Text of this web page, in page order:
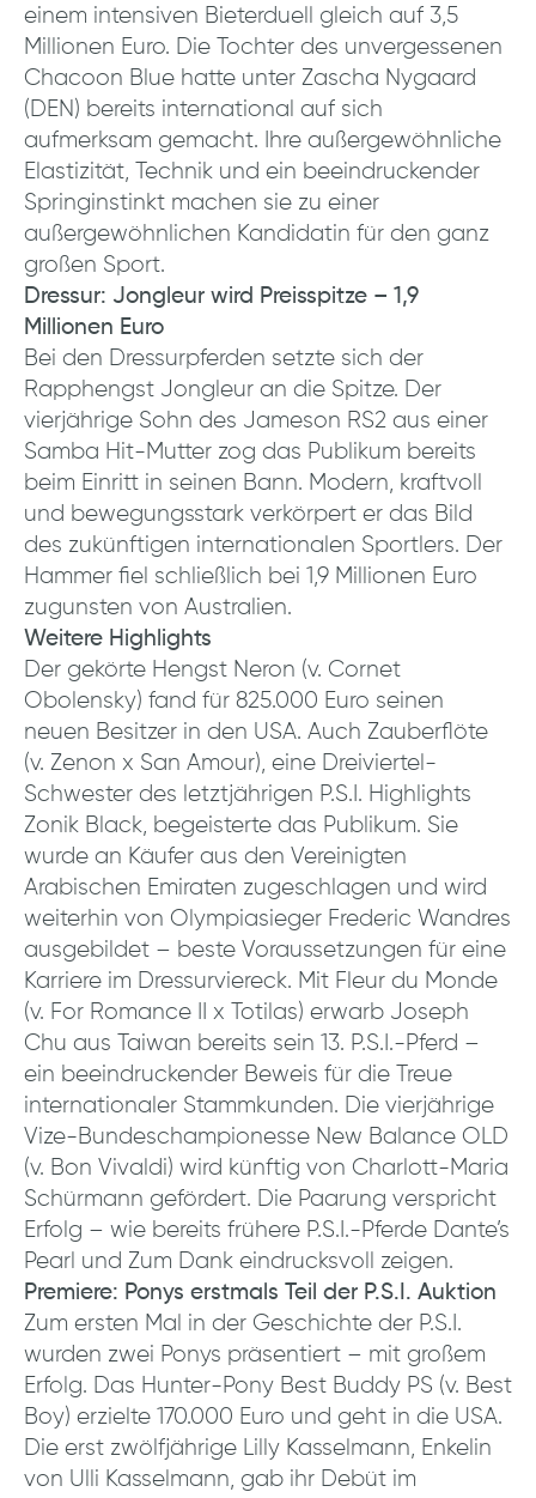
einem intensiven Bieterduell gleich auf 3,5
Millionen Euro. Die Tochter des unvergessenen
Chacoon Blue hatte unter Zascha Nygaard
(DEN) bereits international auf sich
aufmerksam gemacht. Ihre außergewöhnliche
Elastizität, Technik und ein beeindruckender
Springinstinkt machen sie zu einer
außergewöhnlichen Kandidatin für den ganz
großen Sport.
Dressur: Jongleur wird Preisspitze – 1,9
Millionen Euro
Bei den Dressurpferden setzte sich der
Rapphengst Jongleur an die Spitze. Der
vierjährige Sohn des Jameson RS2 aus einer
Samba Hit-Mutter zog das Publikum bereits
beim Einritt in seinen Bann. Modern, kraftvoll
und bewegungsstark verkörpert er das Bild
des zukünftigen internationalen Sportlers. Der
Hammer fiel schließlich bei 1,9 Millionen Euro
zugunsten von Australien.
Weitere Highlights
Der gekörte Hengst Neron (v. Cornet
Obolensky) fand für 825.000 Euro seinen
neuen Besitzer in den USA. Auch Zauberflöte
(v. Zenon x San Amour), eine Dreiviertel-
Schwester des letztjährigen P.S.I. Highlights
Zonik Black, begeisterte das Publikum. Sie
wurde an Käufer aus den Vereinigten
Arabischen Emiraten zugeschlagen und wird
weiterhin von Olympiasieger Frederic Wandres
ausgebildet – beste Voraussetzungen für eine
Karriere im Dressurviereck. Mit Fleur du Monde
(v. For Romance II x Totilas) erwarb Joseph
Chu aus Taiwan bereits sein 13. P.S.I.-Pferd –
ein beeindruckender Beweis für die Treue
internationaler Stammkunden. Die vierjährige
Vize-Bundeschampionesse New Balance OLD
(v. Bon Vivaldi) wird künftig von Charlott-Maria
Schürmann gefördert. Die Paarung verspricht
Erfolg – wie bereits frühere P.S.I.-Pferde Dante’s
Pearl und Zum Dank eindrucksvoll zeigen.
Premiere: Ponys erstmals Teil der P.S.I. Auktion
Zum ersten Mal in der Geschichte der P.S.I.
wurden zwei Ponys präsentiert – mit großem
Erfolg. Das Hunter-Pony Best Buddy PS (v. Best
Boy) erzielte 170.000 Euro und geht in die USA.
Die erst zwölfjährige Lilly Kasselmann, Enkelin
von Ulli Kasselmann, gab ihr Debüt im